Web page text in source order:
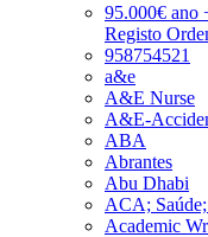
95.000€ ano
Registo
958754521
a&e
A&E Nurse
A&E-
ABA
Abrantes
Abu Dhabi
ACA;
Academic